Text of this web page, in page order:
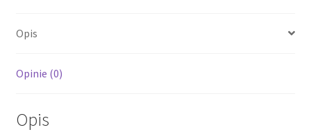
DAVIDSON
36/2024
Opis
Opinie (0)
Opis